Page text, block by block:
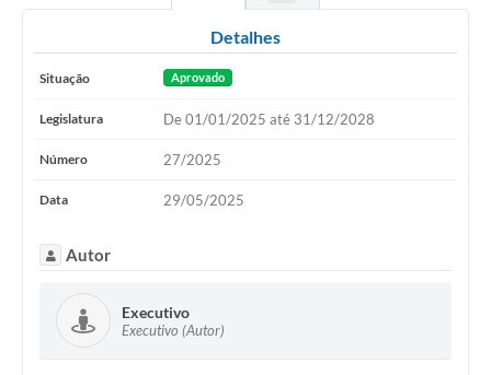
Detalhes
Situação Aprovado
Legislatura De 01/01/2025 até 31/12/2028
Número 27/2025
Data 29/05/2025
Autor
Executivo
Executivo (Autor)